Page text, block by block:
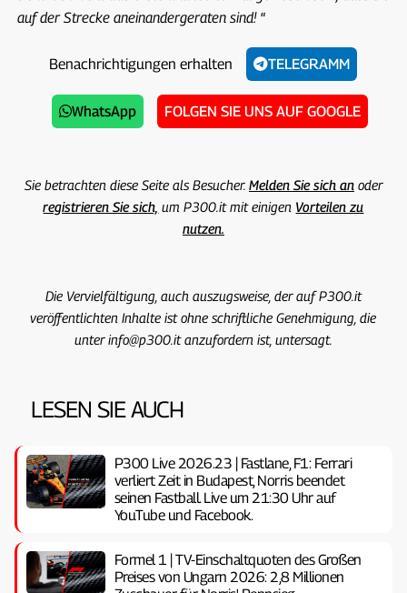
auf der Strecke aneinandergeraten sind!“
Benachrichtigungen erhalten TELEGRAMM
WhatsApp FOLGEN SIE UNS AUF GOOGLE
Sie betrachten diese Seite als Besucher. Melden Sie sich anoder
registrieren Sie sich, um P300.it mit einigen Vorteilen zu
nutzen.
Die Vervielfältigung, auch auszugsweise, der auf P300.it
veröffentlichten Inhalte ist ohne schriftliche Genehmigung, die
unter info@p300.it anzufordern ist, untersagt.
LESEN SIE AUCH
P300 Live 2026.23 | Fastlane, F1: Ferrari
verliert Zeit in Budapest, Norris beendet
seinen Fastball. Live um 21:30 Uhr auf
YouTube und Facebook.
Formel 1 | TV-Einschaltquoten des Großen
Preises von Ungarn 2026: 2,8 Millionen